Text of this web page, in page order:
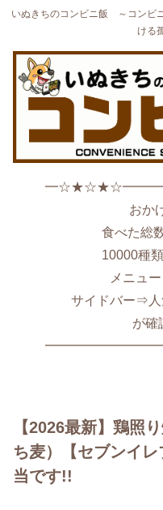
いぬきちのコンビニ飯 ～コンビ
ける
おか
食べた総
10000種
メニュ
サイドバー⇒人
が確
【2026最新】鶏照
ち麦）【セブンイ
当です!!